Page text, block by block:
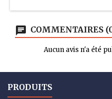
COMMENTAIRES
Aucun avis n'a été
PRODUITS